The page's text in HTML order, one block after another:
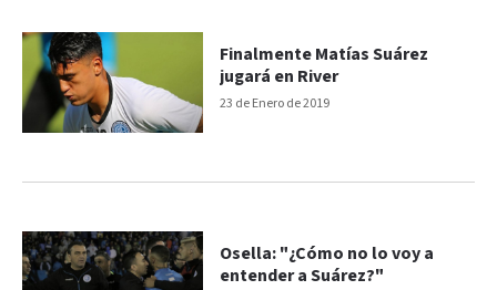
23 de Enero de 2019
Finalmente Matías Suárez
jugará en River
Osella: "¿Cómo no lo voy a
entender a Suárez?"